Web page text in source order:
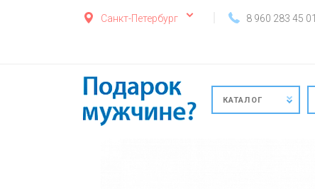
Санкт-Петербург 8 960 283 45 01
КАТАЛОГ